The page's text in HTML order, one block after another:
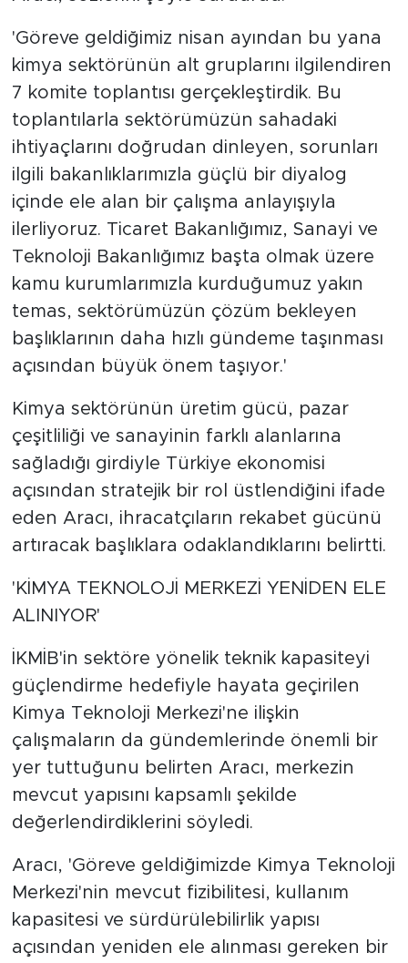
'Göreve geldiğimiz nisan ayından bu yana
kimya sektörünün alt gruplarını ilgilendiren
7 komite toplantısı gerçekleştirdik. Bu
toplantılarla sektörümüzün sahadaki
ihtiyaçlarını doğrudan dinleyen, sorunları
ilgili bakanlıklarımızla güçlü bir diyalog
içinde ele alan bir çalışma anlayışıyla
ilerliyoruz. Ticaret Bakanlığımız, Sanayi ve
Teknoloji Bakanlığımız başta olmak üzere
kamu kurumlarımızla kurduğumuz yakın
temas, sektörümüzün çözüm bekleyen
başlıklarının daha hızlı gündeme taşınması
açısından büyük önem taşıyor.'
Kimya sektörünün üretim gücü, pazar
çeşitliliği ve sanayinin farklı alanlarına
sağladığı girdiyle Türkiye ekonomisi
açısından stratejik bir rol üstlendiğini ifade
eden Aracı, ihracatçıların rekabet gücünü
artıracak başlıklara odaklandıklarını belirtti.
'KİMYA TEKNOLOJİ MERKEZİ YENİDEN ELE
ALINIYOR'
İKMİB'in sektöre yönelik teknik kapasiteyi
güçlendirme hedefiyle hayata geçirilen
Kimya Teknoloji Merkezi'ne ilişkin
çalışmaların da gündemlerinde önemli bir
yer tuttuğunu belirten Aracı, merkezin
mevcut yapısını kapsamlı şekilde
değerlendirdiklerini söyledi.
Aracı, 'Göreve geldiğimizde Kimya Teknoloji
Merkezi'nin mevcut fizibilitesi, kullanım
kapasitesi ve sürdürülebilirlik yapısı
açısından yeniden ele alınması gereken bir